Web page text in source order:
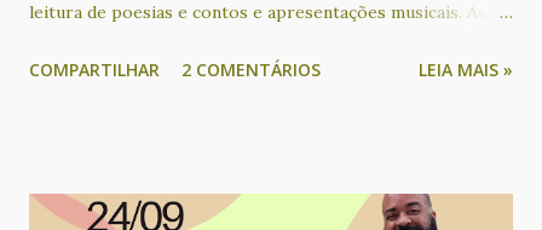
leitura de poesias e contos e apresentações musicais. As
desde que o evento passou a ser realizado em formato on-
Maschio, Cacau Novaes, Catarina Labouré, Cecilia Peixoto,
COMPARTILHAR 2 COMENTÁRIOS LEIA MAIS »